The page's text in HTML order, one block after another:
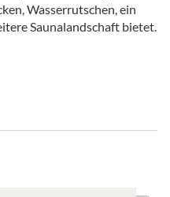
Wasserrutschen, ein
Saunalandschaft bietet.